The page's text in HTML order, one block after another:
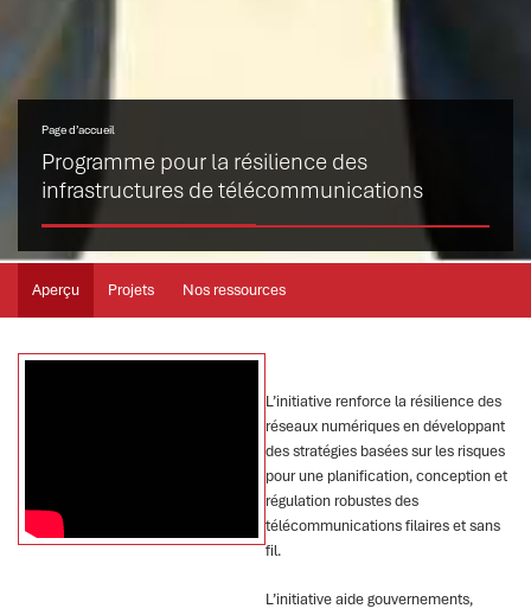
Page d’accueil
Programme pour la résilience des
infrastructures de télécommunications
Aperçu Projets Nos ressources
L’initiative renforce la résilience des
réseaux numériques en développant
des stratégies basées sur les risques
pour une planification, conception et
régulation robustes des
télécommunications filaires et sans
fil.
L’initiative aide gouvernements,